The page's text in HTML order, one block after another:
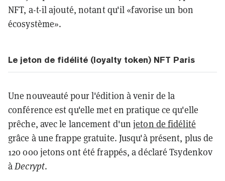
NFT, a-t-il ajouté, notant qu'il «favorise un bon
écosystème».
Le jeton de fidélité (loyalty token) NFT Paris
Une nouveauté pour l'édition à venir de la
conférence est qu'elle met en pratique ce qu'elle
prêche, avec le lancement d'unjeton de fidélité
grâce à une frappe gratuite. Jusqu'à présent, plus de
120 000 jetons ont été frappés, a déclaré Tsydenkov
àDecrypt.